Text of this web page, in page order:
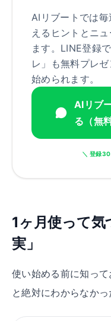
AIリブートでは
えるヒントとニ
ます。LINE登録
レ」も無料プレ
始められます。
AIリブ
る（無料
＼ 登録
1ヶ月使って
実」
使い始める前に知っ
と絶対にわからなか